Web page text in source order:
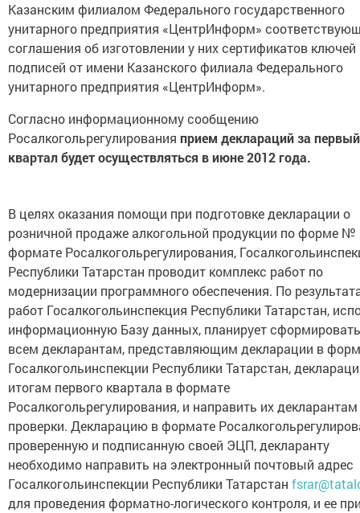
Казанским филиалом Федерального государственного
унитарного предприятия «ЦентрИнформ»
соглашения об изготовлении у них сертификатов ключей
подписей от имени Казанского филиала Федерального
унитарного предприятия «ЦентрИнформ».
Согласно информационному сообщению
Росалкогольрегулирования прием деклараций за первый
квартал будет осуществляться в июне 2012 года.
В целях оказания помощи при подготовке декларации о
розничной продаже алкогольной продукции по форме №
формате Росалкогольрегулирования,
Республики Татарстан проводит комплекс работ по
модернизации программного обеспечения. По
работ Госалкогольинспекция Республики Татарстан,
информационную Базу данных, планирует
всем декларантам, представляющим декларации в
Госалкогольинспекции Республики Татарстан,
итогам первого квартала в формате
Росалкогольрегулирования, и направить их
проверки. Декларацию в формате
проверенную и подписанную своей ЭЦП, декларанту
необходимо направить на электронный почтовый адрес
Госалкогольинспекции Республики Татарстан
для проведения форматно-логического контроля, и ее